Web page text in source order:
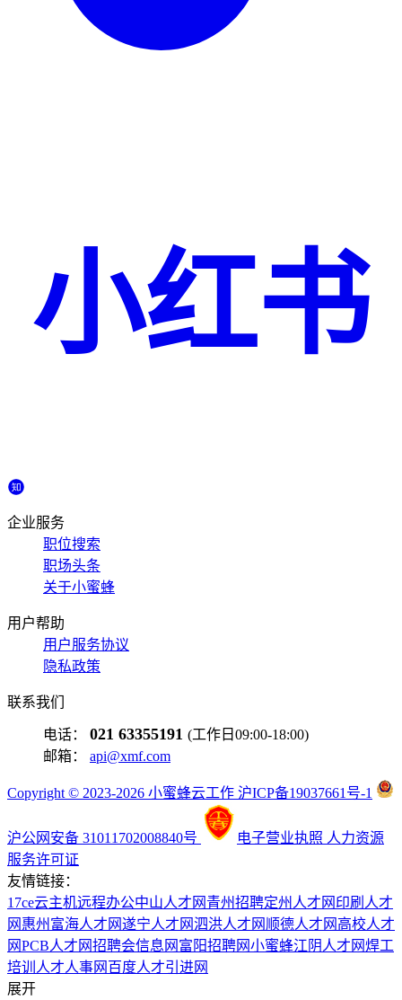
小红书
企业服务
职位搜索
职场头条
关于小蜜蜂
用户帮助
用户服务协议
隐私政策
联系我们
电话： 021 63355191 (工作日09:00-18:00)
邮箱： api@xmf.com
Copyright © 2023-2026 小蜜蜂云工作 沪ICP备19037661号-1
沪公网安备 31011702008840号 电子营业执照 人力资源
服务许可证
友情链接：
17ce云主机远程办公中山人才网 青州招聘定州人才网 印刷人才
网 惠州富海人才网遂宁人才网泗洪人才网 顺德人才网 高校人才
网PCB人才网招聘会信息网 富阳招聘网小蜜蜂江阴人才网焊工
培训 人才人事网 百度人才引进网
展开